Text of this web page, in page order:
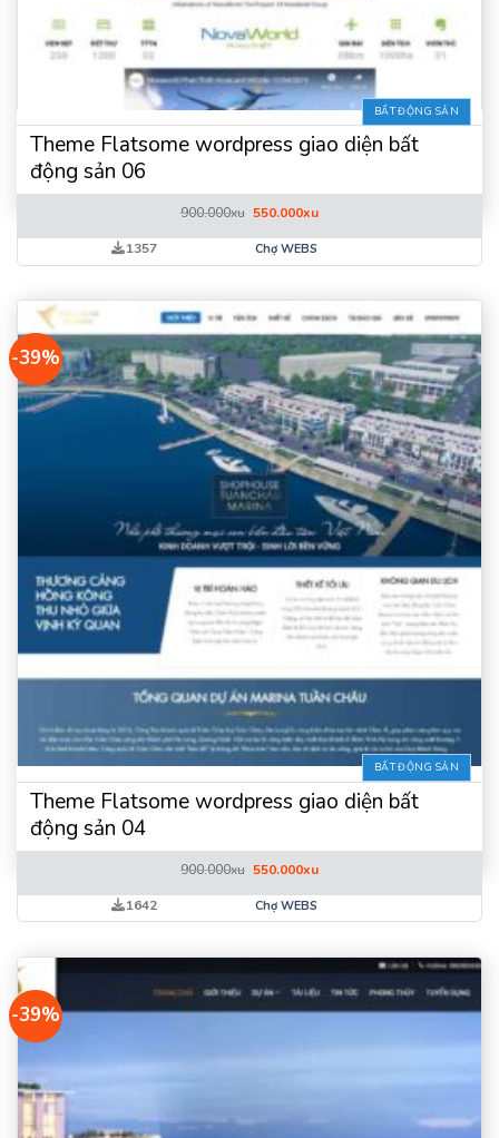
BẤT ĐỘNG SẢN
Theme Flatsome wordpress giao diện bất
động sản 06
900.000xu Giá
là:
900.000xu.
550.000xuGiá
tại
1357 Chợ WEBS
-39%
BẤT ĐỘNG SẢN
Theme Flatsome wordpress giao diện bất
động sản 04
900.000xu Giá
là:
900.000xu.
550.000xuGiá
tại
1642 Chợ WEBS
-39%